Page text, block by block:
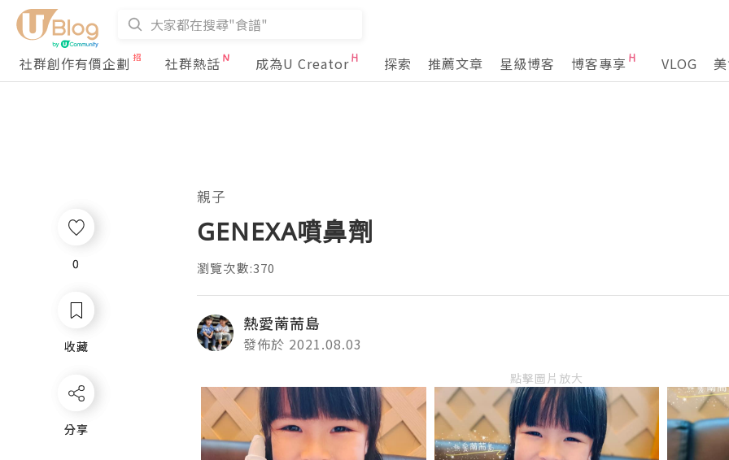
社群創作有價企劃
社群熱話 成為U Creator 探索 推薦文章 星級博客 博客專享 VLOG
0
收藏
分享
親子
GENEXA噴鼻劑
瀏覽次數:370
熱愛萳荋島
發佈於 2021.08.03
點擊圖片放大
0
收藏
分享